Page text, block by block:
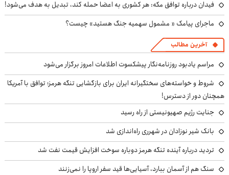
فیدان درباره توافق مکه: هر کشوری به اعضا حمله کند، تبدیل به هدف می‌شود!
ماجرای پیامک « مشمول سهمیه جنگ هستید» چیست؟
آخرین مطالب
مراسم یادبود روزنامه‌نگار پیشکسوت اطلاعات امروز برگزار می‌شود
شروط و خواسته‌های سختگیرانه ایران برای بازگشایی تنگه هرمز؛ توافق با آمریکا
همچنان دور از دسترس!
جنایت رژیم صهیونیستی از راه رسید
بانک شیر نوزادان در شهرری راه‌اندازی شد
تردید درباره آینده تنگه هرمز دوباره سوخت افزایش قیمت نفت شد
سنگ هم از آسمان ببارد، آسیایی‌ها قید سفر اروپا را نمی‌زنند